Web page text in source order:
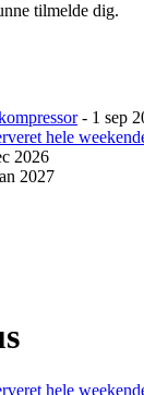
tilmelde dig.
- 1 sep
hele
2026
2027
hele